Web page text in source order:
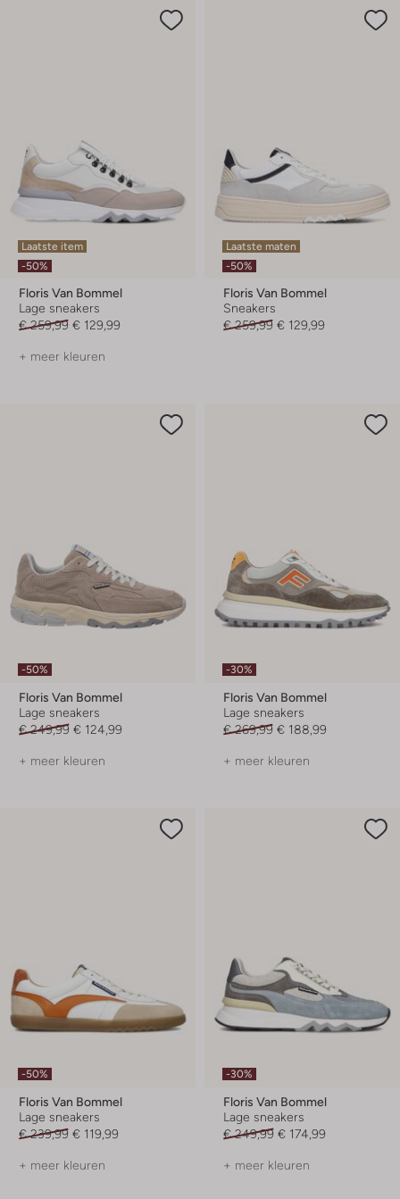
Laatste item
-50%
Floris Van Bommel
Lage sneakers
€ 259,99 € 129,99
+ meer kleuren
Laatste maten
-50%
Floris Van Bommel
Sneakers
€ 259,99 € 129,99
-50%
Floris Van Bommel
Lage sneakers
€ 249,99 € 124,99
+ meer kleuren
-30%
Floris Van Bommel
Lage sneakers
€ 269,99 € 188,99
+ meer kleuren
-50%
Floris Van Bommel
Lage sneakers
€ 239,99 € 119,99
+ meer kleuren
-30%
Floris Van Bommel
Lage sneakers
€ 249,99 € 174,99
+ meer kleuren